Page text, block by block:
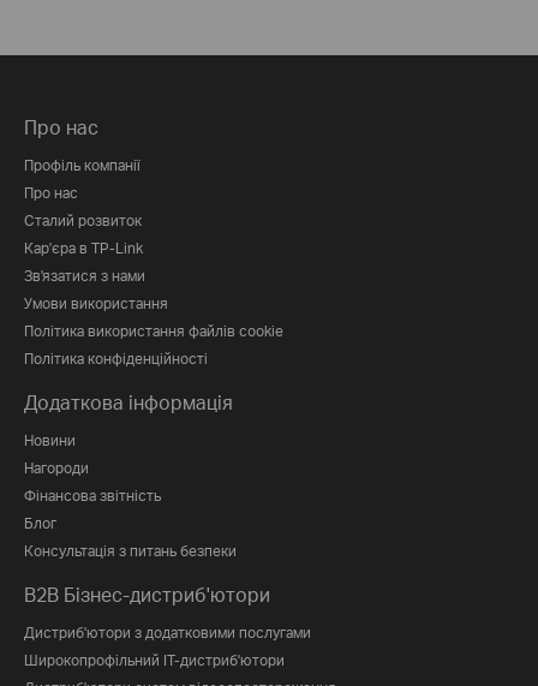
Про нас
Профіль компанії
Про нас
Сталий розвиток
Кар'єра в TP-Link
Зв'язатися з нами
Умови використання
Політика використання файлів cookie
Політика конфіденційності
Додаткова інформація
Новини
Нагороди
Фінансова звітність
Блог
Консультація з питань безпеки
B2B Бізнес-дистриб'ютори
Дистриб'ютори з додатковими послугами
Широкопрофільний IT-дистриб'ютори